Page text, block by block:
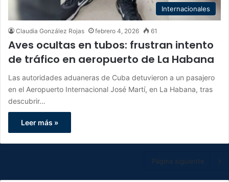
Internacionales
Claudia González Rojas febrero 4, 2026 61
Aves ocultas en tubos: frustran intento
de tráfico en aeropuerto de La Habana
Las autoridades aduaneras de Cuba detuvieron a un pasajero
en el Aeropuerto Internacional José Martí, en La Habana, tras
descubrir…
Leer más »
Página siguiente